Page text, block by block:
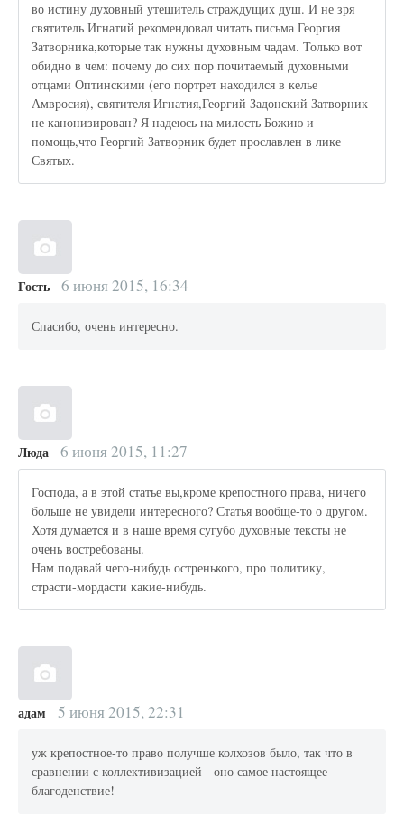
во истину духовный утешитель страждущих душ. И не зря
святитель Игнатий рекомендовал читать письма Георгия
Затворника,которые так нужны духовным чадам. Только вот
обидно в чем: почему до сих пор почитаемый духовными
отцами Оптинскими (его портрет находился в келье
Амвросия), святителя Игнатия,Георгий Задонский Затворник
не канонизирован? Я надеюсь на милость Божию и
помощь,что Георгий Затворник будет прославлен в лике
Святых.
Гость 6 июня 2015, 16:34
Спасибо, очень интересно.
Люда 6 июня 2015, 11:27
Господа, а в этой статье вы,кроме крепостного права, ничего
больше не увидели интересного? Статья вообще-то о другом.
Хотя думается и в наше время сугубо духовные тексты не
очень востребованы.
Нам подавай чего-нибудь остренького, про политику,
страсти-мордасти какие-нибудь.
адам 5 июня 2015, 22:31
уж крепостное-то право получше колхозов было, так что в
сравнении с коллективизацией - оно самое настоящее
благоденствие!